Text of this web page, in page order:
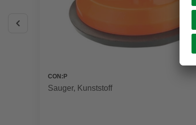
CON:P
Sauger, Kunststoff